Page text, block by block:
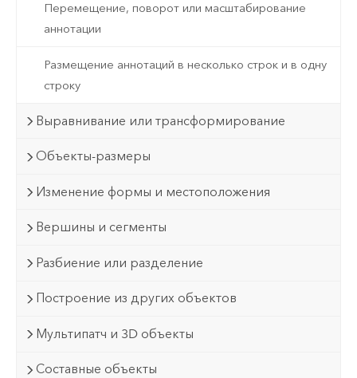
Перемещение, поворот или масштабирование
аннотации
Размещение аннотаций в несколько строк и в одну
строку
Выравнивание или трансформирование
Объекты-размеры
Изменение формы и местоположения
Вершины и сегменты
Разбиение или разделение
Построение из других объектов
Мультипатч и 3D объекты
Составные объекты